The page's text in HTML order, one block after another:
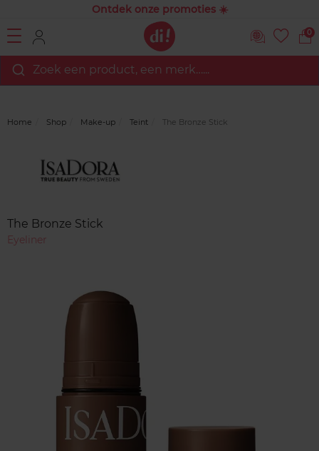
Ontdek onze promoties ☀️
0
Zoek een product, een merk…...
Home Shop Make-up Teint The Bronze Stick
The Bronze Stick
Eyeliner